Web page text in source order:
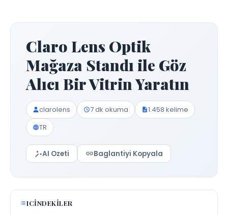
Claro Lens Optik
Mağaza Standı ile Göz
Alıcı Bir Vitrin Yaratın
clarolens 7 dk okuma
1.458 kelime
TR
AI Ozeti Baglantiyi Kopyala
ICINDEKILER